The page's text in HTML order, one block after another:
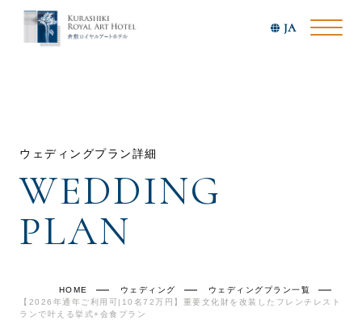
JA
ウェディングプラン詳細
WEDDING
PLAN
HOME ウェディング
ウェディングプラン一覧
【2026年通年ご利用可|10名72万円】重要文化財を改装したフレンチレスト
ランで叶える挙式+会食プラン